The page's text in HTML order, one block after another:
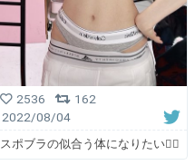
2536
162
2022/08/04
スポブラの似合う体になりたい❤️‍🔥